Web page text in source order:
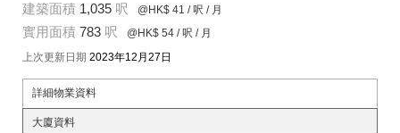
建築面積 1,035 呎 @HK$ 41 / 呎 / 月
實用面積 783 呎 @HK$ 54 / 呎 / 月
上次更新日期 2023年12月27日
詳細物業資料
大廈資料